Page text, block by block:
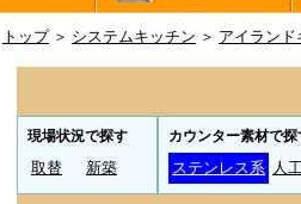
トップ ＞ システムキッチン ＞ アイランド
現場状況で探す
取替 新築
カウンター素材で探
ステンレス系 人